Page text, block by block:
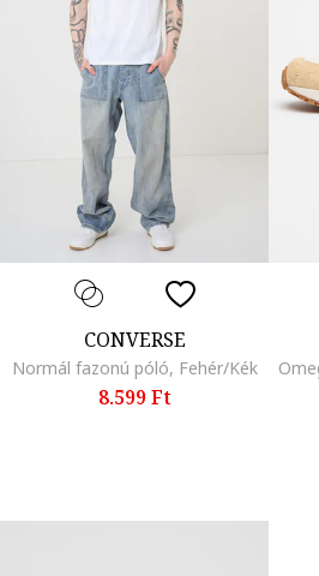
CONVERSE
Normál fazonú póló, Fehér/Kék
8.599 Ft